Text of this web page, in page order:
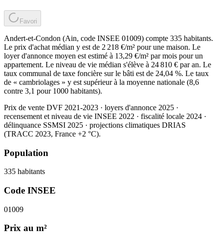
Favori
Andert-et-Condon (Ain, code INSEE 01009) compte 335 habitants.
Le prix d'achat médian y est de 2 218 €/m² pour une maison. Le
loyer d'annonce moyen est estimé à 13,29 €/m² par mois pour un
appartement. Le niveau de vie médian s'élève à 24 810 € par an. Le
taux communal de taxe foncière sur le bâti est de 24,04 %. Le taux
de « cambriolages » y est supérieur à la moyenne nationale (8,6
contre 3,1 pour 1000 habitants).
Prix de vente DVF 2021-2023 · loyers d'annonce 2025 ·
recensement et niveau de vie INSEE 2022 · fiscalité locale 2024 ·
délinquance SSMSI 2025 · projections climatiques DRIAS
(TRACC 2023, France +2 °C).
Population
335 habitants
Code INSEE
01009
Prix au m²